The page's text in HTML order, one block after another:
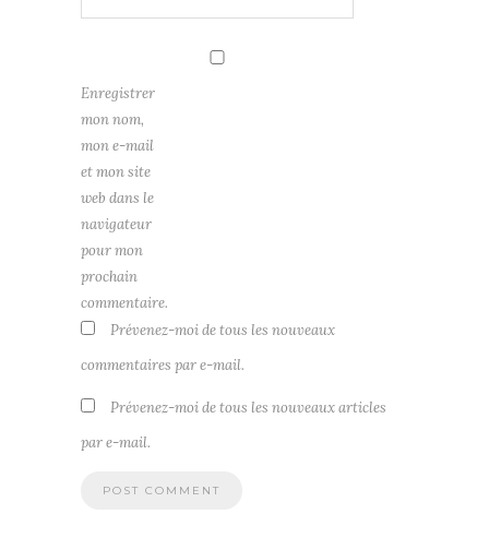
Enregistrer
mon nom,
mon e-mail
et mon site
web dans le
navigateur
pour mon
prochain
commentaire.
Prévenez-moi de tous les nouveaux
commentaires par e-mail.
Prévenez-moi de tous les nouveaux articles
par e-mail.